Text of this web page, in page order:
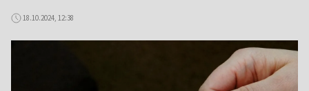
18.10.2024, 12:38